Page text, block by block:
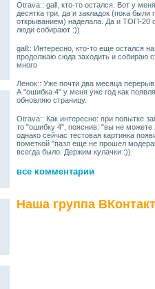
Otrava:: gall, кто-то остался. Вот у
десятка три, да и закладок (пока были
открыванием) наделала. Да и ТОП-20
люди собирают :))
gall:: Интересно, кто-то еще остался
продолжаю сюда заходить и собираю
много
Ленок:: Уже почти два месяца
А "ошибка 4" у меня уже год как
обновляю страницу.
Otrava:: Как интересно: при попытке
то "ошибку 4", пояснив: "вы не можете
однако сейчас тестовая картинка
пометкой "пазл еще не прошел
всегда было. Держим кулачки :))
все комментарии
Наша группа